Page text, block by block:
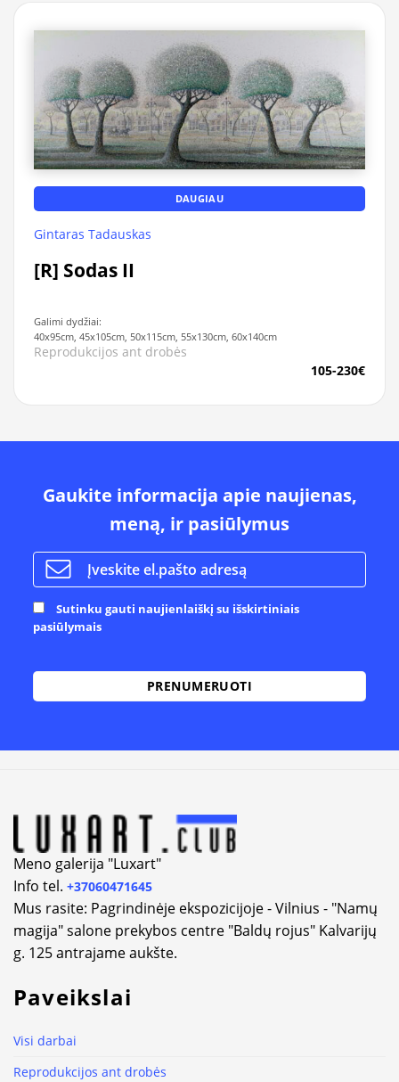
DAUGIAU
Gintaras Tadauskas
[R] Sodas II
Galimi dydžiai:
40x95cm, 45x105cm, 50x115cm, 55x130cm, 60x140cm
Reprodukcijos ant drobės
105-230€
Gaukite informacija apie naujienas,
meną, ir pasiūlymus
Sutinku gauti naujienlaiškį su išskirtiniais
pasiūlymais
Meno galerija "Luxart"
Info tel. +37060471645
Mus rasite: Pagrindinėje ekspozicijoje - Vilnius - "Namų
magija" salone prekybos centre "Baldų rojus" Kalvarijų
g. 125 antrajame aukšte.
Paveikslai
Visi darbai
Reprodukcijos ant drobės